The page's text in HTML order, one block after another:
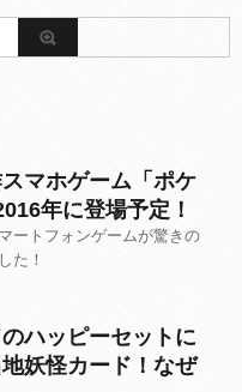
マホゲーム「ポケ
年に登場予定！
ートフォンゲームが驚きの
た！
ハッピーセットに
妖怪カード！なぜ